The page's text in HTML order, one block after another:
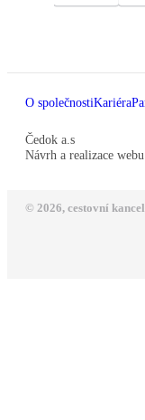
O společnostiKariéra
Čedok a.s
Návrh a realizace webu
© 2026, cestovní